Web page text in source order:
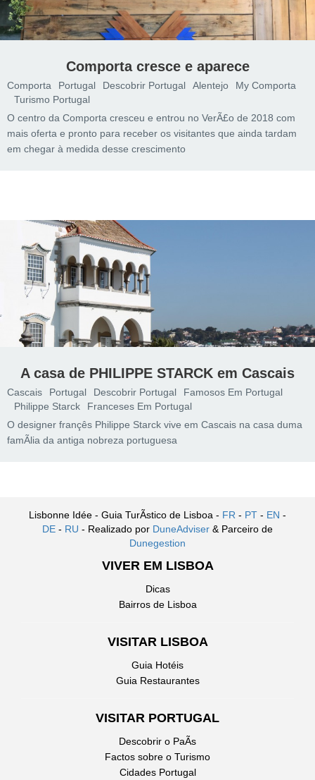
Comporta cresce e aparece
Comporta Portugal Descobrir Portugal Alentejo
My Comporta
Turismo Portugal
O centro da Comporta cresceu e entrou no VerÃ£o de 2018 com
mais oferta e pronto para receber os visitantes que ainda tardam
em chegar à medida desse crescimento
A casa de PHILIPPE STARCK em Cascais
Cascais Portugal Descobrir Portugal
Famosos Em Portugal
Philippe Starck
Franceses Em Portugal
O designer françês Philippe Starck vive em Cascais na casa duma
famÃ­lia da antiga nobreza portuguesa
Lisbonne Idée - Guia TurÃ­stico de Lisboa - FR - PT - EN -
DE - RU - Realizado por DuneAdviser & Parceiro de
Dunegestion
VIVER EM LISBOA
Dicas
Bairros de Lisboa
VISITAR LISBOA
Guia Hotéis
Guia Restaurantes
VISITAR PORTUGAL
Descobrir o PaÃ­s
Factos sobre o Turismo
Cidades Portugal